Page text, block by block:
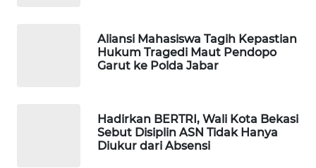
Aliansi Mahasiswa Tagih Kepastian
Hukum Tragedi Maut Pendopo
Garut ke Polda Jabar
Hadirkan BERTRI, Wali Kota Bekasi
Sebut Disiplin ASN Tidak Hanya
Diukur dari Absensi